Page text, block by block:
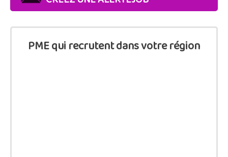
PME qui recrutent dans votre région